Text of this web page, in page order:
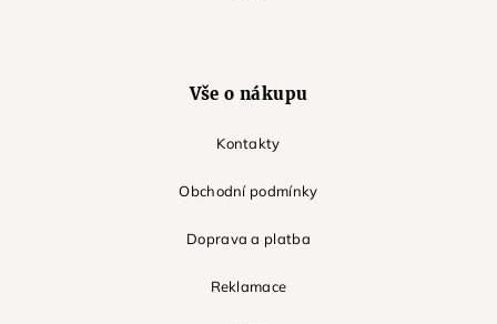
Vše o nákupu
Kontakty
Obchodní podmínky
Doprava a platba
Reklamace